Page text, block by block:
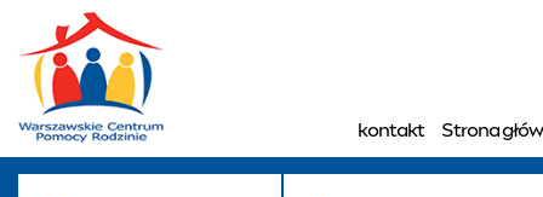
„Zatrzymaj się, to
kontakt Strona